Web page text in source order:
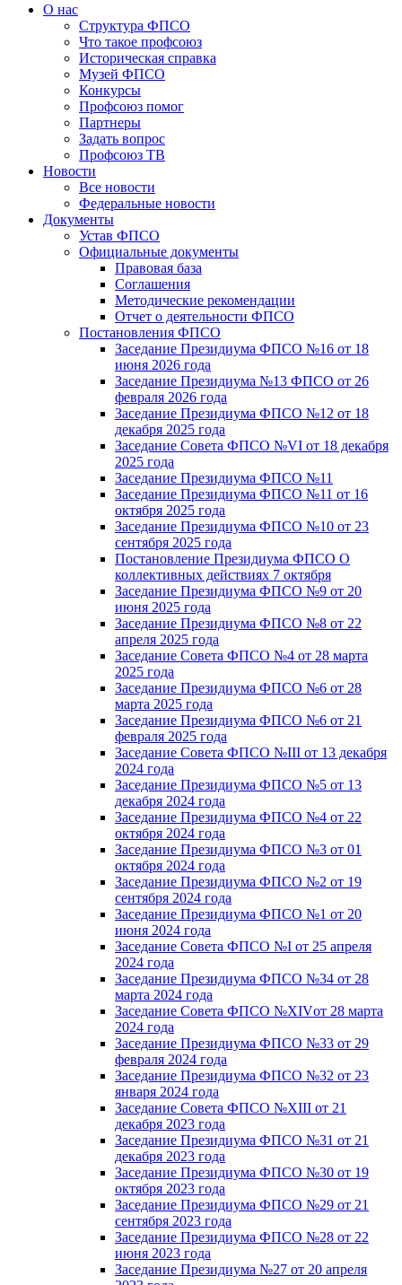
О нас
Структура ФПСО
Что такое профсоюз
Историческая справка
Музей ФПСО
Конкурсы
Профсоюз помог
Партнеры
Задать вопрос
Профсоюз ТВ
Новости
Все новости
Федеральные новости
Документы
Устав ФПСО
Официальные документы
Правовая база
Соглашения
Методические рекомендации
Отчет о деятельности ФПСО
Постановления ФПСО
Заседание Президиума ФПСО №16 от 18
июня 2026 года
Заседание Президиума №13 ФПСО от 26
февраля 2026 года
Заседание Президиума ФПСО №12 от 18
декабря 2025 года
Заседание Совета ФПСО №VI от 18 декабря
2025 года
Заседание Президиума ФПСО №11
Заседание Президиума ФПСО №11 от 16
октября 2025 года
Заседание Президиума ФПСО №10 от 23
сентября 2025 года
Постановление Президиума ФПСО О
коллективных действиях 7 октября
Заседание Президиума ФПСО №9 от 20
июня 2025 года
Заседание Президиума ФПСО №8 от 22
апреля 2025 года
Заседание Совета ФПСО №4 от 28 марта
2025 года
Заседание Президиума ФПСО №6 от 28
марта 2025 года
Заседание Президиума ФПСО №6 от 21
февраля 2025 года
Заседание Совета ФПСО №III от 13 декабря
2024 года
Заседание Президиума ФПСО №5 от 13
декабря 2024 года
Заседание Президиума ФПСО №4 от 22
октября 2024 года
Заседание Президиума ФПСО №3 от 01
октября 2024 года
Заседание Президиума ФПСО №2 от 19
сентября 2024 года
Заседание Президиума ФПСО №1 от 20
июня 2024 года
Заседание Совета ФПСО №I от 25 апреля
2024 года
Заседание Президиума ФПСО №34 от 28
марта 2024 года
Заседание Совета ФПСО №XIVот 28 марта
2024 года
Заседание Президиума ФПСО №33 от 29
февраля 2024 года
Заседание Президиума ФПСО №32 от 23
января 2024 года
Заседание Совета ФПСО №XIII от 21
декабря 2023 года
Заседание Президиума ФПСО №31 от 21
декабря 2023 года
Заседание Президиума ФПСО №30 от 19
октября 2023 года
Заседание Президиума ФПСО №29 от 21
сентября 2023 года
Заседание Президиума ФПСО №28 от 22
июня 2023 года
Заседание Президиума №27 от 20 апреля